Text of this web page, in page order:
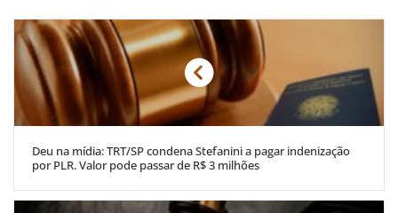
Deu na mídia: TRT/SP condena Stefanini a pagar indenização
por PLR. Valor pode passar de R$ 3 milhões